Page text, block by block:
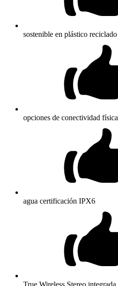
sostenible en plástico reciclado
opciones de conectividad física
agua certificación IPX6
True Wireless Stereo integrada